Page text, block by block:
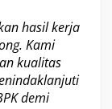
hasil kerja
Kami
kualitas
demi